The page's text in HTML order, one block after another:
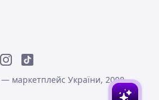
маркетплейс України, 2008-